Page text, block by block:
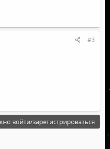
#3
войти/зарегистрироваться